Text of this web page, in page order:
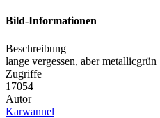
Bild-Informationen
Beschreibung
lange vergessen, aber metallicgrün
Zugriffe
17054
Autor
Karwannel